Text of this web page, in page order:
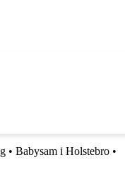
• Babysam i Holstebro •